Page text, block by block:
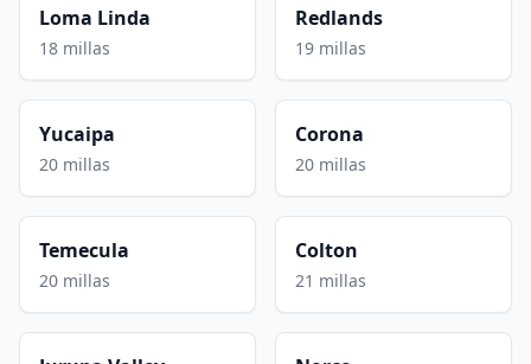
Loma Linda
18 millas
Redlands
19 millas
Yucaipa
20 millas
Corona
20 millas
Temecula
20 millas
Colton
21 millas